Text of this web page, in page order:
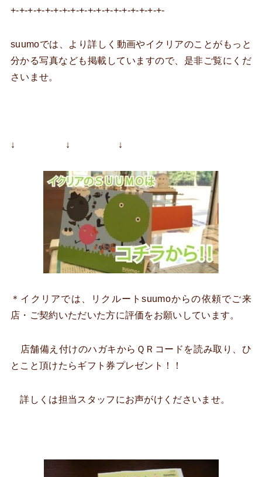
+-+-+-+-+-+-+-+-+-+-+-+-+-+-+-+-+-+-
suumoでは、より詳しく動画やイクリアのことがもっと
分かる写真なども掲載していますので、是非ご覧にくだ
さいませ。
↓ ↓ ↓
＊イクリアでは、リクルートsuumoからの依頼でご来
店・ご契約いただいた方に評価をお願いしています。
店舗備え付けのハガキからＱＲコードを読み取り、ひ
とこと頂けたらギフト券プレゼント！！
詳しくは担当スタッフにお声がけくださいませ。